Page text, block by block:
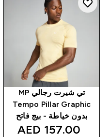
تي شيرت رجالي MP
Tempo Pillar Graphic
بدون خياطة - بيج فاتح
157.00 AED‎